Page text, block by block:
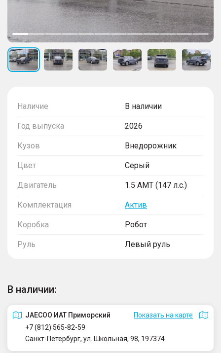
Наличие В наличии
Год выпуска 2026
Кузов Внедорожник
Цвет Серый
Двигатель 1.5 AMT (147 л.с.)
Комплектация Актив
Коробка Робот
Руль Левый руль
В наличии:
JAECOO ИАТ Приморский
Показать на карте
+7 (812) 565-82-59
Санкт-Петербург, ул. Школьная, 98, 197374